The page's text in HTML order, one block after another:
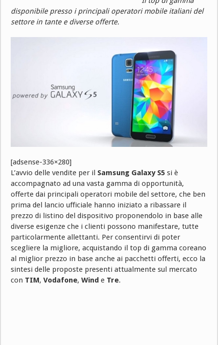
disponibile presso i principali operatori mobile italiani del
settore in tante e diverse offerte.
[adsense-336×280]
L’avvio delle vendite per il Samsung Galaxy S5 si è
accompagnato ad una vasta gamma di opportunità,
offerte dai principali operatori mobile del settore, che ben
prima del lancio ufficiale hanno iniziato a ribassare il
prezzo di listino del dispositivo proponendolo in base alle
diverse esigenze che i clienti possono manifestare, tutte
particolarmente allettanti. Per consentirvi di poter
scegliere la migliore, acquistando il top di gamma coreano
al miglior prezzo in base anche ai pacchetti offerti, ecco la
sintesi delle proposte presenti attualmente sul mercato
con TIM,Vodafone,Wind e Tre.